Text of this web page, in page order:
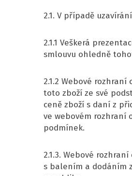
2.1. V případě
2.1.1 Veškerá
smlouvu ohledně
2.1.2 Webové
toto zboží ze své
ceně zboží s daní z
ve webovém rozhraní
podmínek.
2.1.3. Webové
s balením a dodáním